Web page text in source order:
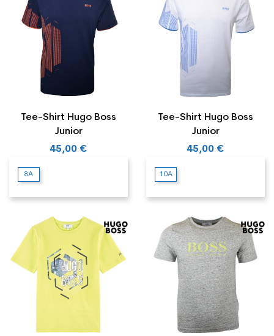
Tee-Shirt Hugo Boss
Junior
45,00 €
8A
Tee-Shirt Hugo Boss
Junior
45,00 €
10A